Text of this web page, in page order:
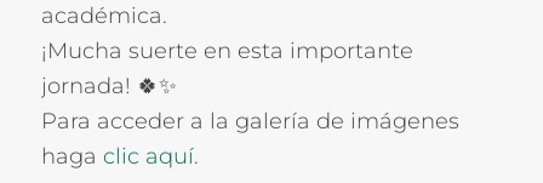
académica.
¡Mucha suerte en esta importante
jornada! 🍀✨
Para acceder a la galería de imágenes
haga clic aquí.